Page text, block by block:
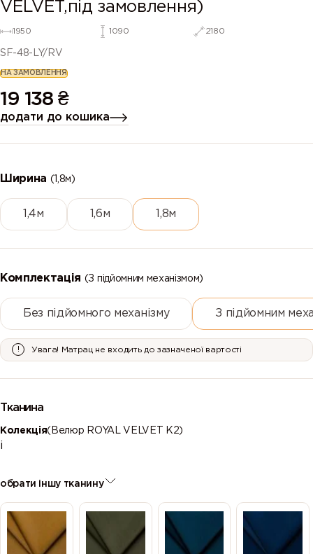
VELVET,під замовлення)
1950 1090 2180
SF-48-LY/RV
НА ЗАМОВЛЕННЯ
19 138 ₴
додати до кошика
Ширина (1,8м)
1,4м 1,6м 1,8м
Комплектація (З підйомним механізмом)
Без підйомного механізму З підйомним
Увага! Матрац не входить до зазначеної вартості
Тканина
Колекція(Велюр ROYAL VELVET К2)
і
обрати іншу тканину